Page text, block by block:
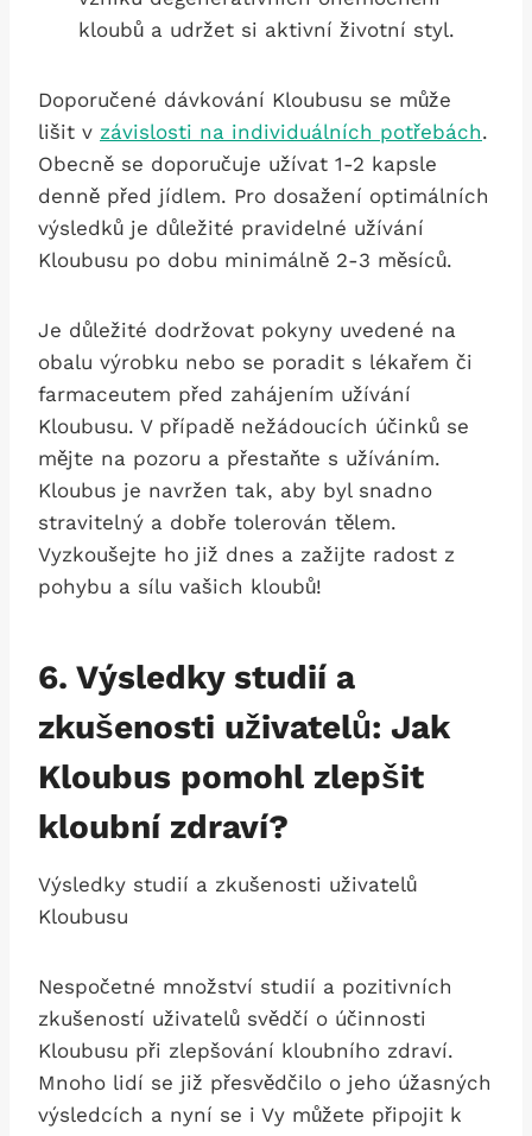
kloubů a udržet si aktivní životní styl.
Doporučené dávkování Kloubusu se může
lišit v závislosti na individuálních potřebách.
Obecně se doporučuje užívat 1-2 kapsle
denně před jídlem. Pro dosažení optimálních
výsledků je důležité pravidelné užívání
Kloubusu po dobu minimálně 2-3 měsíců.
Je důležité dodržovat pokyny uvedené na
obalu výrobku nebo se poradit s lékařem či
farmaceutem před zahájením užívání
Kloubusu. V případě nežádoucích účinků se
mějte na pozoru a přestaňte s užíváním.
Kloubus je navržen tak, aby byl snadno
stravitelný a dobře tolerován tělem.
Vyzkoušejte ho již dnes a zažijte radost z
pohybu a sílu vašich kloubů!
6. Výsledky studií a
zkušenosti uživatelů: Jak
Kloubus pomohl zlepšit
kloubní zdraví?
Výsledky studií a zkušenosti uživatelů
Kloubusu
Nespočetné množství studií a pozitivních
zkušeností uživatelů svědčí o účinnosti
Kloubusu při zlepšování kloubního zdraví.
Mnoho lidí se již přesvědčilo o jeho úžasných
výsledcích a nyní se i Vy můžete připojit k